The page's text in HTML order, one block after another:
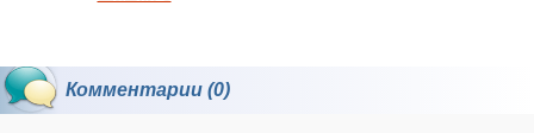
Комментарии (0)